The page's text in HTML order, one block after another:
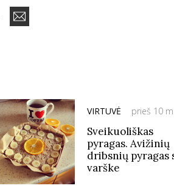
VIRTUVĖ prieš 10
Sveikuoliškas
pyragas. Avižinių
dribsnių pyragas
varške